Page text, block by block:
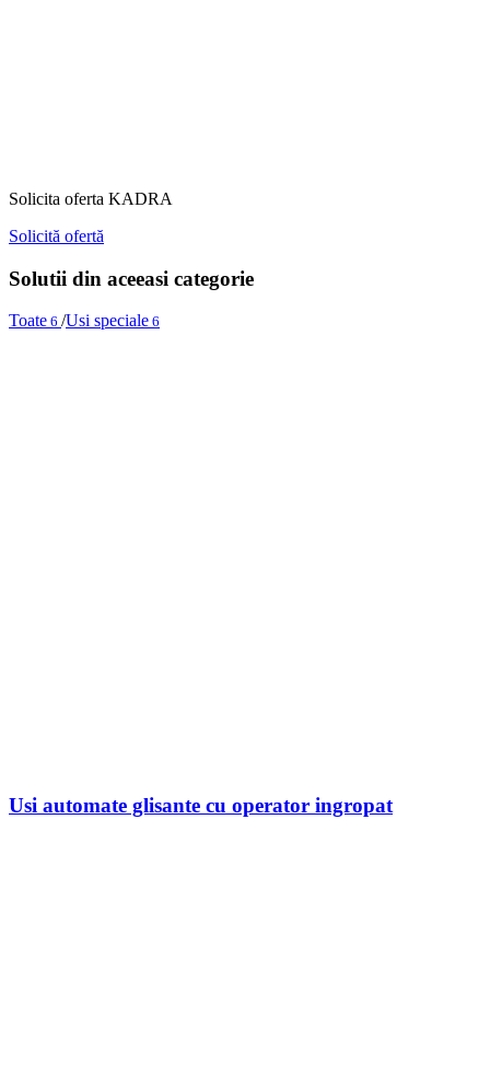
Solicita oferta KADRA
Solicită ofertă
Solutii din aceeasi categorie
Toate 6 /Usi speciale 6
Usi automate glisante cu operator ingropat